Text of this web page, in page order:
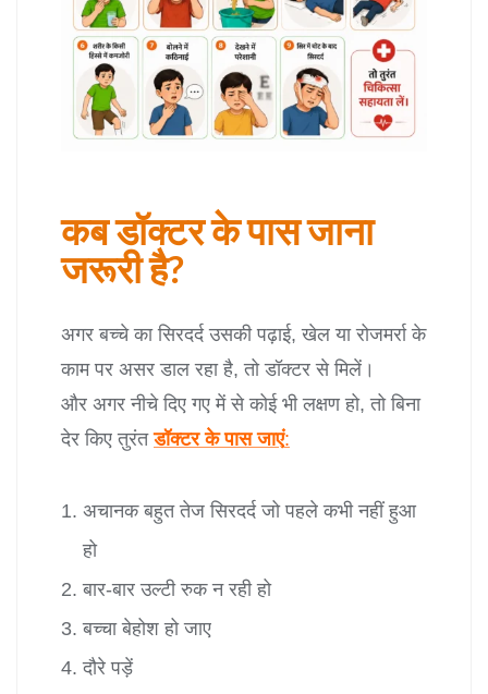
कब डॉक्टर के पास जाना
जरूरी है?
अगर बच्चे का सिरदर्द उसकी पढ़ाई, खेल या रोजमर्रा के
काम पर असर डाल रहा है, तो डॉक्टर से मिलें।
और अगर नीचे दिए गए में से कोई भी लक्षण हो, तो बिना
देर किए तुरंतडॉक्टर के पास जाएं:
अचानक बहुत तेज सिरदर्द जो पहले कभी नहीं हुआ
हो
बार-बार उल्टी रुक न रही हो
बच्चा बेहोश हो जाए
दौरे पड़ें